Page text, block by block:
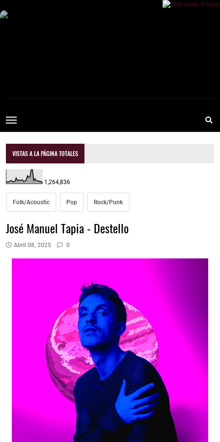
VISTAS A LA PÁGINA TOTALES
1,264,836
Folk/Acoustic Pop Rock/Punk
José Manuel Tapia - Destello
Abril 08, 2025 0